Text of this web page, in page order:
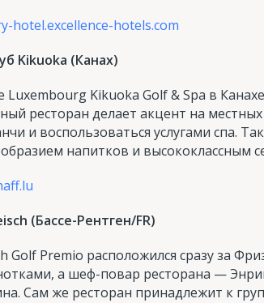
hotel.excellence-hotels.com
Kikuoka (Канах)
Luxembourg Kikuoka Golf & Spa в
ресторан делает акцент на
и воспользоваться услугами спа.
напитков и высококлассным
(Бассе-Рентген/FR)
Golf Premio расположился сразу за
а шеф-повар ресторана —
Сам же ресторан принадлежит к